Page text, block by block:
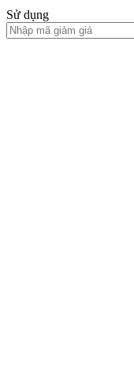
Sử dụng